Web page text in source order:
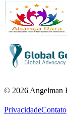
© 2026 Angelman
PrivacidadeContato